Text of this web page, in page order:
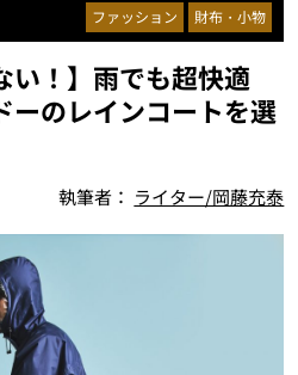
ファッション 財布・小物
い！】雨でも超快適
ーのレインコートを選
執筆者： ライター/岡藤充泰